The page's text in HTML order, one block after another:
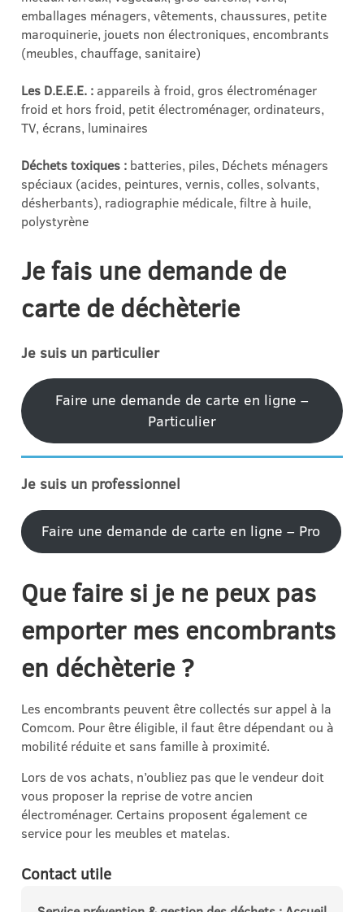
emballages ménagers, vêtements, chaussures, petite
maroquinerie, jouets non électroniques, encombrants
(meubles, chauffage, sanitaire)
Les D.E.E.E. : appareils à froid, gros électroménager
froid et hors froid, petit électroménager, ordinateurs,
TV, écrans, luminaires
Déchets toxiques : batteries, piles, Déchets ménagers
spéciaux (acides, peintures, vernis, colles, solvants,
désherbants), radiographie médicale, filtre à huile,
polystyrène
Je fais une demande de
carte de déchèterie
Je suis un particulier
Faire une demande de carte en ligne –
Particulier
Je suis un professionnel
Faire une demande de carte en ligne – Pro
Que faire si je ne peux pas
emporter mes encombrants
en déchèterie ?
Les encombrants peuvent être collectés sur appel à la
Comcom. Pour être éligible, il faut être dépendant ou à
mobilité réduite et sans famille à proximité.
Lors de vos achats, n’oubliez pas que le vendeur doit
vous proposer la reprise de votre ancien
électroménager. Certains proposent également ce
service pour les meubles et matelas.
Contact utile